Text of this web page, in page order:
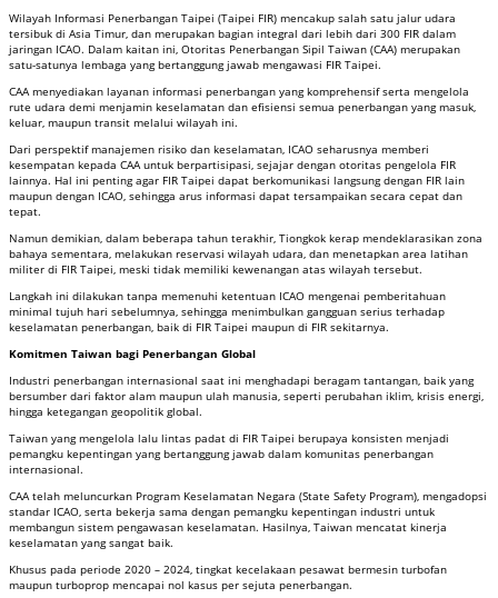
Wilayah Informasi Penerbangan Taipei (Taipei FIR) mencakup salah satu jalur udara
tersibuk di Asia Timur, dan merupakan bagian integral dari lebih dari 300 FIR dalam
jaringan ICAO. Dalam kaitan ini, Otoritas Penerbangan Sipil Taiwan (CAA) merupakan
satu-satunya lembaga yang bertanggung jawab mengawasi FIR Taipei.
CAA menyediakan layanan informasi penerbangan yang komprehensif serta mengelola
rute udara demi menjamin keselamatan dan efisiensi semua penerbangan yang masuk,
keluar, maupun transit melalui wilayah ini.
Dari perspektif manajemen risiko dan keselamatan, ICAO seharusnya memberi
kesempatan kepada CAA untuk berpartisipasi, sejajar dengan otoritas pengelola FIR
lainnya. Hal ini penting agar FIR Taipei dapat berkomunikasi langsung dengan FIR lain
maupun dengan ICAO, sehingga arus informasi dapat tersampaikan secara cepat dan
tepat.
Namun demikian, dalam beberapa tahun terakhir, Tiongkok kerap mendeklarasikan zona
bahaya sementara, melakukan reservasi wilayah udara, dan menetapkan area latihan
militer di FIR Taipei, meski tidak memiliki kewenangan atas wilayah tersebut.
Langkah ini dilakukan tanpa memenuhi ketentuan ICAO mengenai pemberitahuan
minimal tujuh hari sebelumnya, sehingga menimbulkan gangguan serius terhadap
keselamatan penerbangan, baik di FIR Taipei maupun di FIR sekitarnya.
Komitmen Taiwan bagi Penerbangan Global
Industri penerbangan internasional saat ini menghadapi beragam tantangan, baik yang
bersumber dari faktor alam maupun ulah manusia, seperti perubahan iklim, krisis energi,
hingga ketegangan geopolitik global.
Taiwan yang mengelola lalu lintas padat di FIR Taipei berupaya konsisten menjadi
pemangku kepentingan yang bertanggung jawab dalam komunitas penerbangan
internasional.
CAA telah meluncurkan Program Keselamatan Negara (State Safety Program), mengadopsi
standar ICAO, serta bekerja sama dengan pemangku kepentingan industri untuk
membangun sistem pengawasan keselamatan. Hasilnya, Taiwan mencatat kinerja
keselamatan yang sangat baik.
Khusus pada periode 2020 – 2024, tingkat kecelakaan pesawat bermesin turbofan
maupun turboprop mencapai nol kasus per sejuta penerbangan.